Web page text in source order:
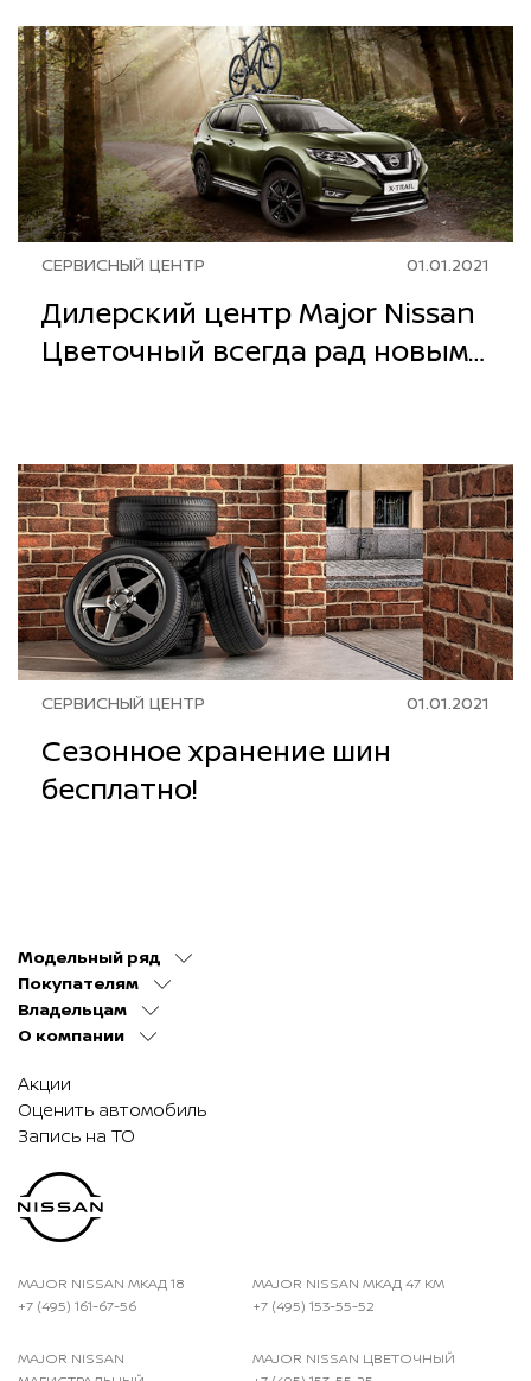
СЕРВИСНЫЙ ЦЕНТР 01.01.2021
Дилерский центр Major Nissan
Цветочный всегда рад новым
СЕРВИСНЫЙ ЦЕНТР 01.01.2021
Cезонное хранение шин
бесплатно!
Модельный ряд
Покупателям
Владельцам
О компании
Акции
Оценить автомобиль
Запись на ТО
MAJOR NISSAN МКАД 18
+7 (495) 161-67-56
MAJOR NISSAN МКАД 47 КМ
+7 (495) 153-55-52
MAJOR NISSAN
MAJOR NISSAN ЦВЕТОЧНЫЙ